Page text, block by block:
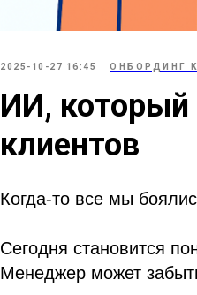
2025-10-27 16:45 ОНБОРДИНГ
ИИ, который
клиентов
Когда-то все мы
Сегодня становится
Менеджер может